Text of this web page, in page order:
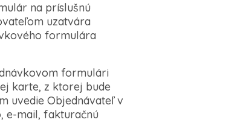
na príslušnú
uzatvára
formulára
formulári
karte, z ktorej bude
uvedie Objednávateľ v
e-mail, fakturačnú